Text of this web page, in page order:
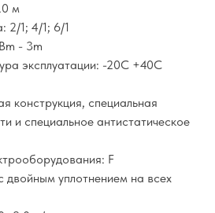
м
2/1; 4/1; 6/1
- 3m
эксплуатации: -20С +40С
конструкция, специальная
и специальное антистатическое
F
двойным уплотнением на всех